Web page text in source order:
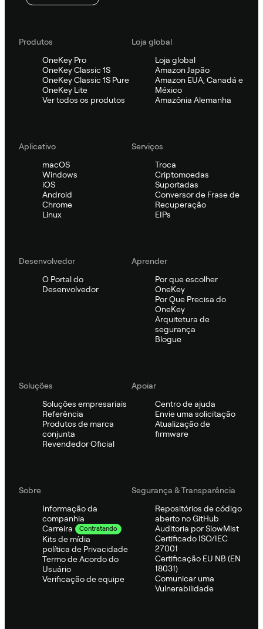
Produtos
OneKey Pro
OneKey Classic 1S
OneKey Classic 1S Pure
OneKey Lite
Ver todos os produtos
Loja global
Loja global
Amazon Japão
Amazon EUA, Canadá e
México
Amazônia Alemanha
Aplicativo
macOS
Windows
iOS
Android
Chrome
Linux
Serviços
Troca
Criptomoedas
Suportadas
Conversor de Frase de
Recuperação
EIPs
Desenvolvedor
O Portal do
Desenvolvedor
Aprender
Por que escolher
OneKey
Por Que Precisa do
OneKey
Arquitetura de
segurança
Blogue
Soluções
Soluções empresariais
Referência
Produtos de marca
conjunta
Revendedor Oficial
Apoiar
Centro de ajuda
Envie uma solicitação
Atualização de
firmware
Sobre
Informação da
companhia
Carreira
Contratando
Kits de mídia
política de Privacidade
Termo de Acordo do
Usuário
Verificação de equipe
Segurança & Transparência
Repositórios de código
aberto no GitHub
Auditoria por SlowMist
Certificado ISO/IEC
27001
Certificação EU NB (EN
18031)
Comunicar uma
Vulnerabilidade